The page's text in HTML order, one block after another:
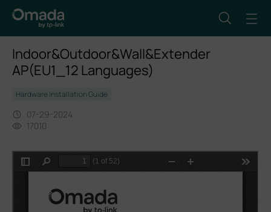
Indoor&Outdoor&Wall&Extender
AP(EU1_12 Languages)
Hardware Installation Guide
07-29-2024
17010